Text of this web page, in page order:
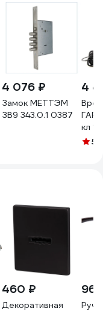
4 076 ₽
Замок МЕТТЭМ
ЗВ9 343.0.1 0387
4
кл
5
460 ₽
Декоративная